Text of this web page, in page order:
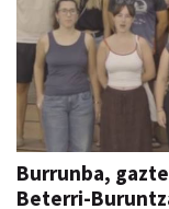
Burrunba,
Beterri-